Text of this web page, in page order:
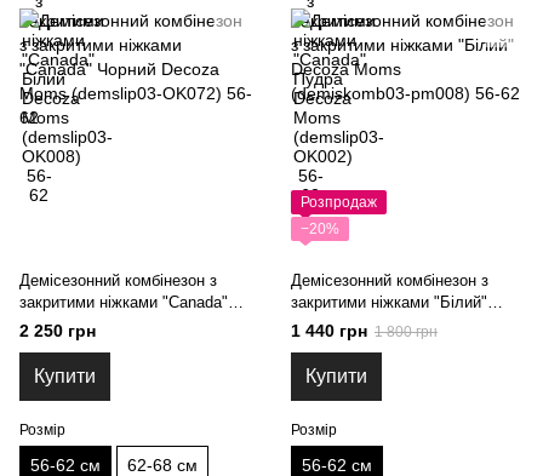
Демісезонний комбінезон з
закритими ніжками "Canada"
Чорний Decoza Moms
(demslip03-OK072) 56-62
2 250 грн
Купити
Розмір
56-62 см 62-68 см
Розпродаж
−20%
Демісезонний комбінезон з
закритими ніжками "Білий"
Decoza Moms (demiskomb03-
pm008) 56-62
1 440 грн 1 800 грн
Купити
Розмір
56-62 см